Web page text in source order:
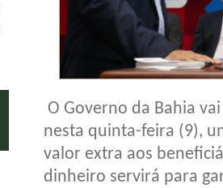
O Governo da Bahia
nesta quinta-feira (9),
valor extra aos
dinheiro servirá para